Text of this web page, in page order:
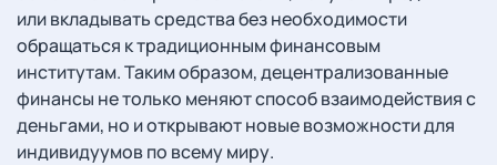
или вкладывать средства без необходимости
обращаться к традиционным финансовым
институтам. Таким образом, децентрализованные
финансы не только меняют способ взаимодействия с
деньгами, но и открывают новые возможности для
индивидуумов по всему миру.